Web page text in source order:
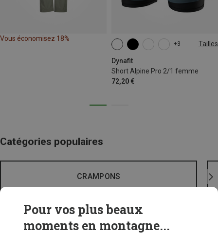
Vous économisez 18%
+3 Tailles
Dynafit
Short Alpine Pro 2/1 femme
72,20 €
XS S
Catégories populaires
CRAMPONS
Pour vos plus beaux
moments en montagne...